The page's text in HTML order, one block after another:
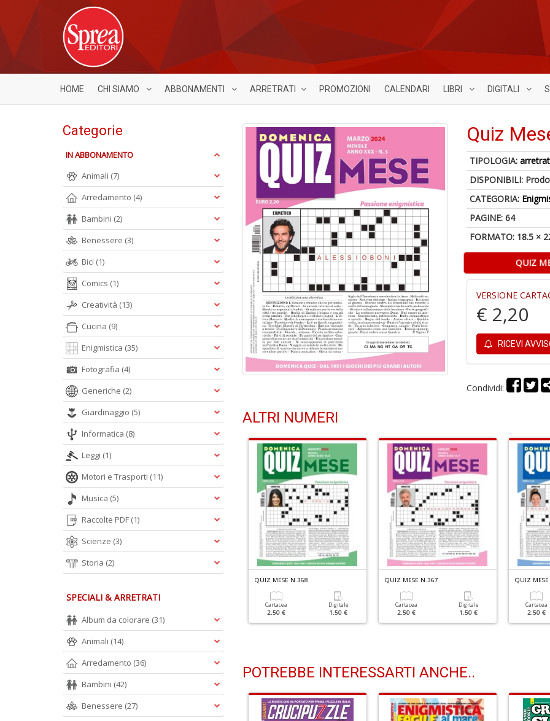
HOME CHI SIAMO ABBONAMENTI ARRETRATI PROMOZIONI CALENDARI LIBRI DIGITALI
Quiz
TIPOLOGIA:
DISPONIBILI:
CATEGORIA:
PAGINE: 64
FORMATO: 18.5 ×
QUIZ
VERSIONE
€ 2,20
RICEVI
Condividi:
ALTRI NUMERI
QUIZ MESE N.368
Cartacea
2.50 €
Digitale
1.50 €
QUIZ MESE N.367
Cartacea
2.50 €
Digitale
1.50 €
QUIZ
Cartacea
2.50 €
POTREBBE INTERESSARTI ANCHE..
Categorie
IN ABBONAMENTO
Animali (7)
Arredamento (4)
Bambini (2)
Benessere (3)
Bici (1)
Comics (1)
Creatività (13)
Cucina (9)
Enigmistica (35)
Fotografia (4)
Generiche (2)
Giardinaggio (5)
Informatica (8)
Leggi (1)
Motori e Trasporti (11)
Musica (5)
Raccolte PDF (1)
Scienze (3)
Storia (2)
SPECIALI & ARRETRATI
Album da colorare (31)
Animali (14)
Arredamento (36)
Bambini (42)
Benessere (27)